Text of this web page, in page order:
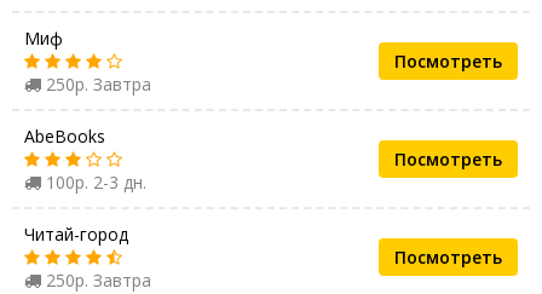
Миф
250р. Завтра
Посмотреть
AbeBooks
100р. 2-3 дн.
Посмотреть
Читай-город
250р. Завтра
Посмотреть